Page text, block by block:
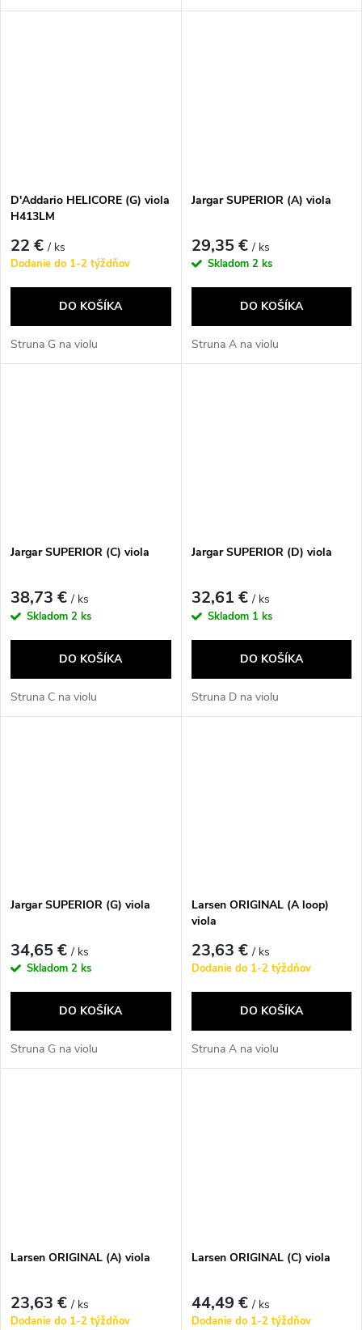
D'Addario HELICORE (G) viola
H413LM
22 €/ ks
Dodanie do 1-2 týždňov
DO KOŠÍKA
Struna G na violu
Jargar SUPERIOR (A) viola
29,35 €/ ks
Skladom 2 ks
DO KOŠÍKA
Struna A na violu
Jargar SUPERIOR (C) viola
38,73 €/ ks
Skladom 2 ks
DO KOŠÍKA
Struna C na violu
Jargar SUPERIOR (D) viola
32,61 €/ ks
Skladom 1 ks
DO KOŠÍKA
Struna D na violu
Jargar SUPERIOR (G) viola
34,65 €/ ks
Skladom 2 ks
DO KOŠÍKA
Struna G na violu
Larsen ORIGINAL (A loop)
viola
23,63 €/ ks
Dodanie do 1-2 týždňov
DO KOŠÍKA
Struna A na violu
Larsen ORIGINAL (A) viola
23,63 €/ ks
Dodanie do 1-2 týždňov
Larsen ORIGINAL (C) viola
44,49 €/ ks
Dodanie do 1-2 týždňov